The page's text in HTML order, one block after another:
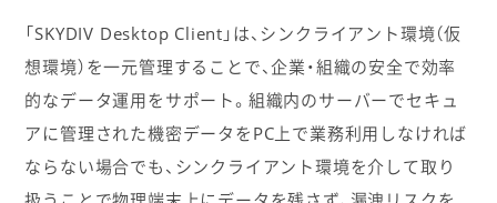
「SKYDIV Desktop Client」は、シンクライアント環境（仮
想環境）を一元管理することで、企業・組織の安全で効率
的なデータ運用をサポート。組織内のサーバーでセキュ
アに管理された機密データをPC上で業務利用しなければ
ならない場合でも、シンクライアント環境を介して取り